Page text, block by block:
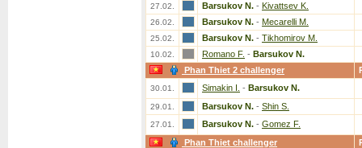
27.02. Barsukov N. - Kivattsev K.
26.02. Barsukov N. - Mecarelli M.
25.02. Barsukov N. - Tikhomirov M.
10.02. Romano F. - Barsukov N.
Phan Thiet 2 challenger
30.01. Simakin I. - Barsukov N.
29.01. Barsukov N. - Shin S.
27.01. Barsukov N. - Gomez F.
Phan Thiet challenger